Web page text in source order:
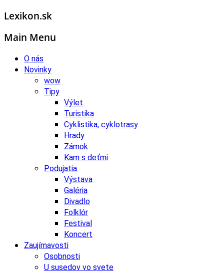
Lexikon.sk
Main Menu
O nás
Novinky
wow
Tipy
Výlet
Turistika
Cyklistika, cyklotrasy
Hrady
Zámok
Kam s deťmi
Podujatia
Výstava
Galéria
Divadlo
Folklór
Festival
Koncert
Zaujímavosti
Osobnosti
U susedov vo svete